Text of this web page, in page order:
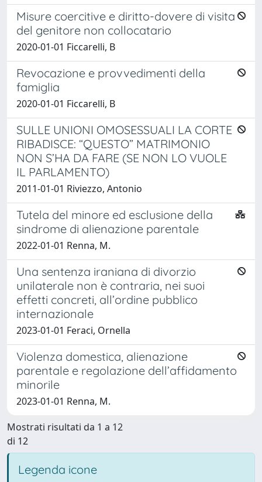
Misure coercitive e diritto-dovere di visita
del genitore non collocatario
2020-01-01 Ficcarelli, B
Revocazione e provvedimenti della
famiglia
2020-01-01 Ficcarelli, B
SULLE UNIONI OMOSESSUALI LA CORTE
RIBADISCE: “QUESTO” MATRIMONIO
NON S’HA DA FARE (SE NON LO VUOLE
IL PARLAMENTO)
2011-01-01 Riviezzo, Antonio
Tutela del minore ed esclusione della
sindrome di alienazione parentale
2022-01-01 Renna, M.
Una sentenza iraniana di divorzio
unilaterale non è contraria, nei suoi
effetti concreti, all’ordine pubblico
internazionale
2023-01-01 Feraci, Ornella
Violenza domestica, alienazione
parentale e regolazione dell’affidamento
minorile
2023-01-01 Renna, M.
Mostrati risultati da 1 a 12
di 12
Legenda icone